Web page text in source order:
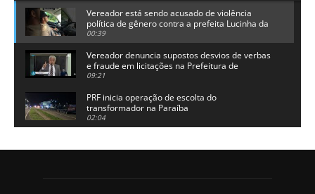
Vereador está sendo acusado de violência
política de gênero contra a prefeita Lucinha da
Saúde
00:39
Vereador denuncia supostos desvios de verbas
e fraude em licitações na Prefeitura de
Alhandra
09:21
PRF inicia operação de escolta do
transformador na Paraíba
02:04
candidatura a governador da Paraíba
Chapa dos sonhos: Cícero agradece a Galdino,